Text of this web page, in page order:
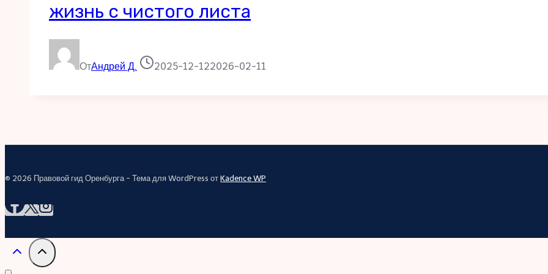
жизнь с чистого листа
ОтАндрей Д. 2025-12-122026-02-11
© 2026 Правовой гид Оренбурга - Тема для WordPress от Kadence WP